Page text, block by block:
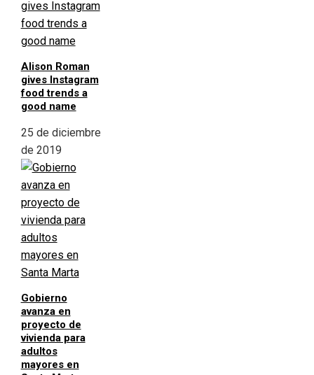
Alison Roman
gives Instagram
food trends a
good name
25 de diciembre
de 2019
Gobierno
avanza en
proyecto de
vivienda para
adultos
mayores en